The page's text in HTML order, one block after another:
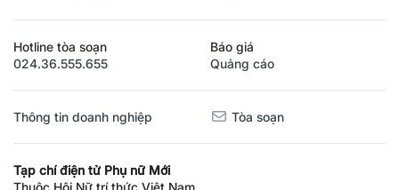
Hotline tòa soạn
024.36.555.655
Báo giá
Quảng cáo
Thông tin doanh nghiệp Tòa soạn
Tạp chí điện tử Phụ nữ Mới
Thuộc Hội Nữ trí thức Việt Nam